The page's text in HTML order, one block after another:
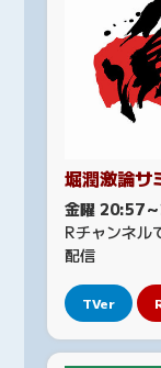
堀潤激論サ
金曜 20:57
Rチャンネル
配信
TVer